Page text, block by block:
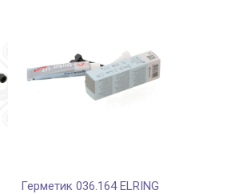
Герметик 036.164 ELRING